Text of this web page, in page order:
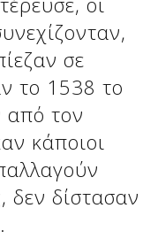
σε
το 1538 το
από τον
κάποιοι
δεν δίστασαν